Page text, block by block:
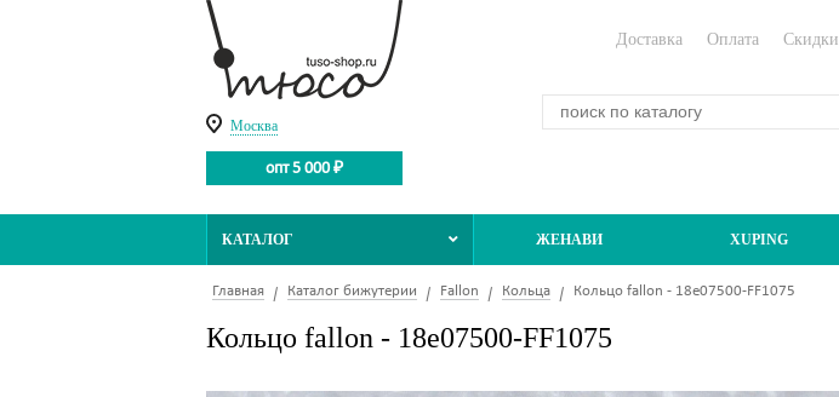
Москва
опт 5 000 ₽
Доставка Оплата Скидки
КАТАЛОГ ЖЕНАВИ XUPING
Главная Каталог бижутерии Fallon Кольца Кольцо fallon - 18e07500-FF1075
Кольцо fallon - 18e07500-FF1075